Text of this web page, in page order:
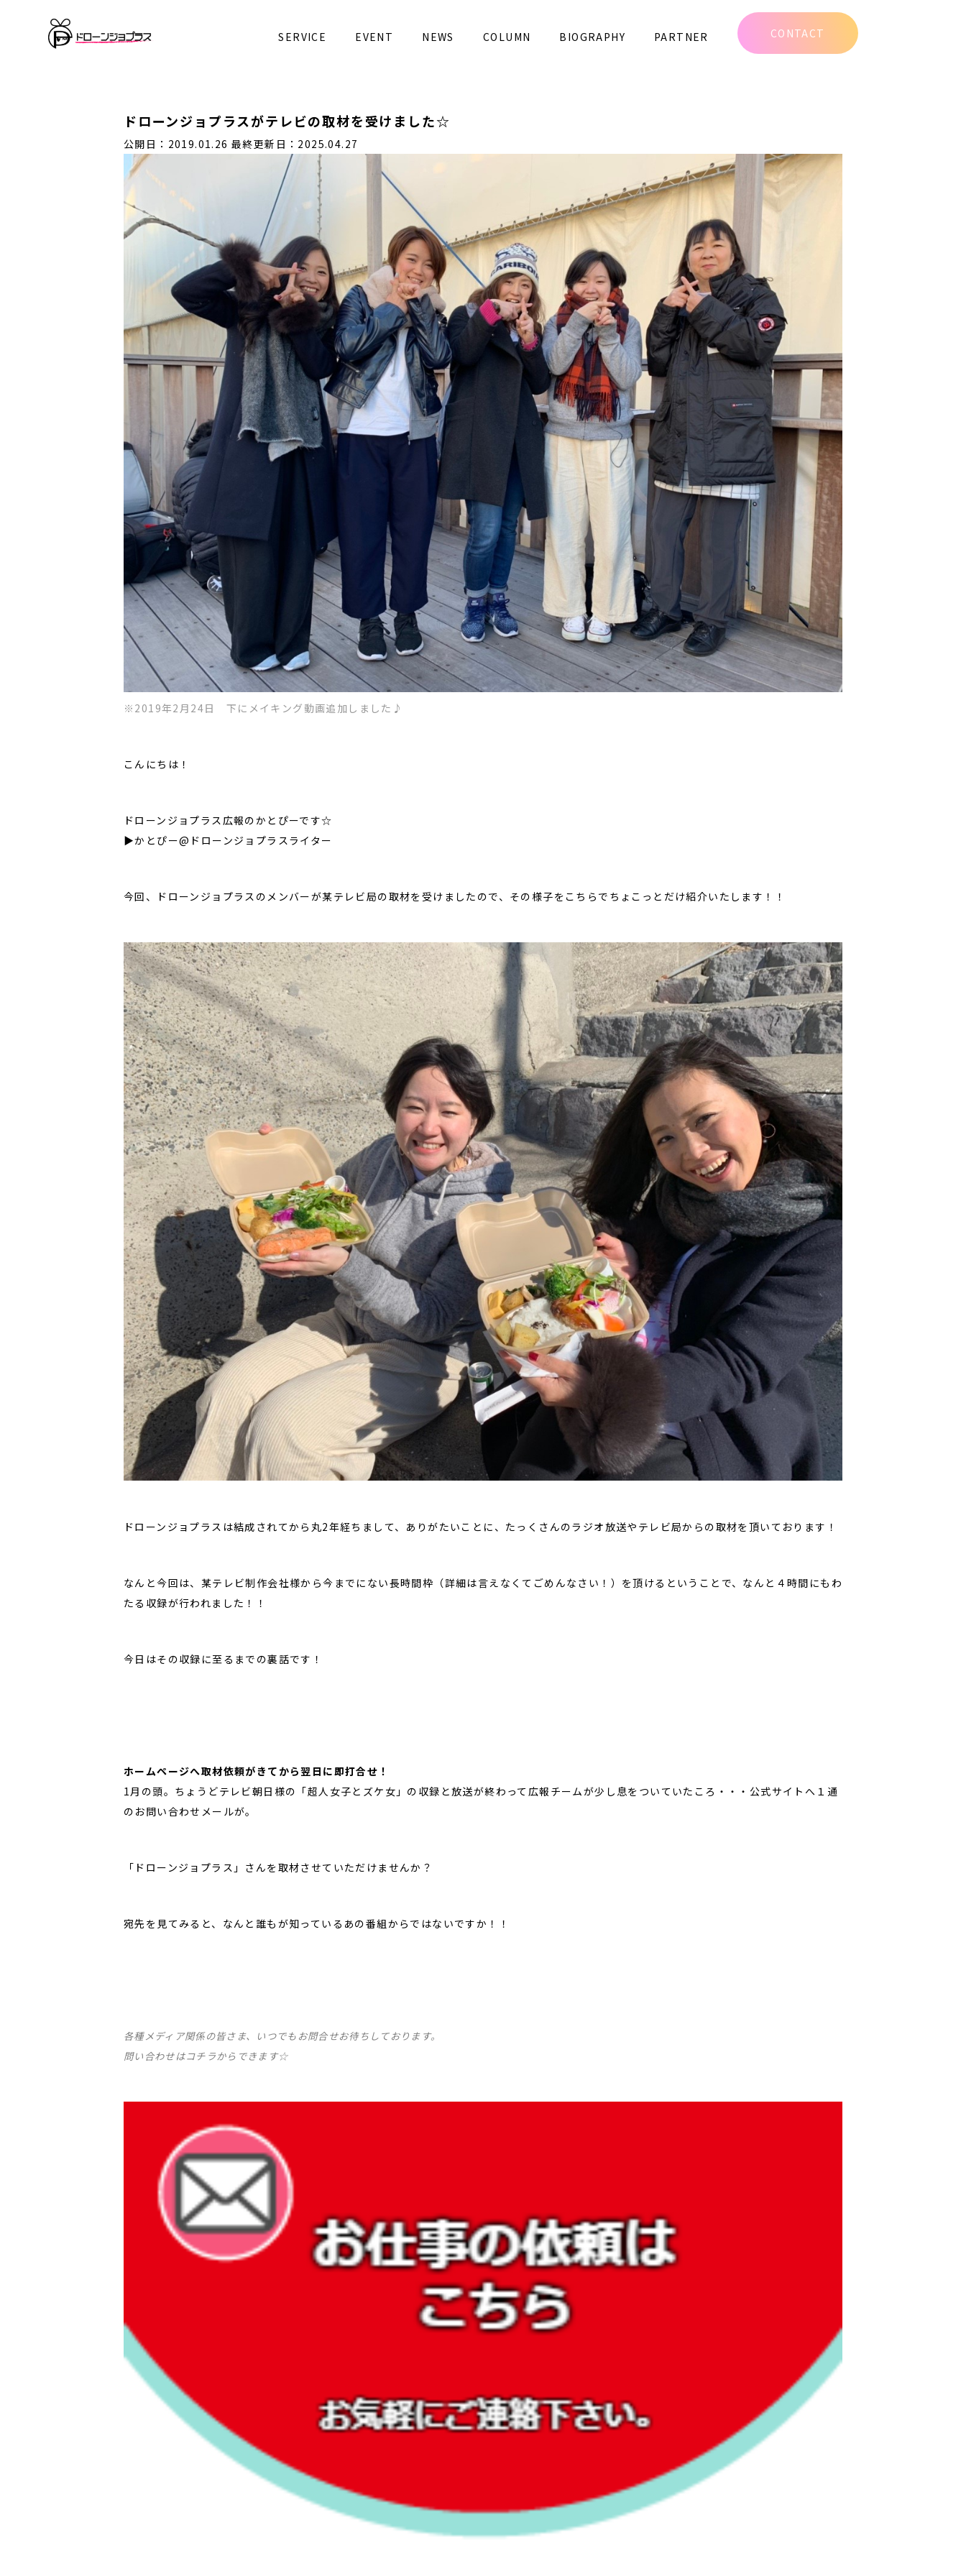
SERVICE EVENT NEWS COLUMN BIOGRAPHY PARTNER CONTACT
ドローンジョプラスがテレビの取材を受けました☆
公開日：2019.01.26 最終更新日：2025.04.27
※2019年2月24日 下にメイキング動画追加しました♪
こんにちは！
ドローンジョプラス広報のかとぴーです☆
▶かとぴー@ドローンジョプラスライター
今回、ドローンジョプラスのメンバーが某テレビ局の取材を受けましたので、その様子をこちらでちょこっとだけ紹介いたします！！
ドローンジョプラスは結成されてから丸2年経ちまして、ありがたいことに、たっくさんのラジオ放送やテレビ局からの取材を頂いております！
なんと今回は、某テレビ制作会社様から今までにない長時間枠（詳細は言えなくてごめんなさい！）を頂けるということで、なんと４時間にもわ
たる収録が行われました！！
今日はその収録に至るまでの裏話です！
ホームページへ取材依頼がきてから翌日に即打合せ！
1月の頭。ちょうどテレビ朝日様の「超人女子とズケ女」の収録と放送が終わって広報チームが少し息をついていたころ・・・公式サイトへ１通
のお問い合わせメールが。
「ドローンジョプラス」さんを取材させていただけませんか？
宛先を見てみると、なんと誰もが知っているあの番組からではないですか！！
各種メディア関係の皆さま、いつでもお問合せお待ちしております。
問い合わせはコチラからできます☆